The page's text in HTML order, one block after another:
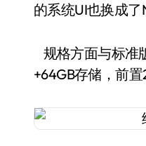
的系统UI也换成了
规格方面与标准
+64GB存储，前